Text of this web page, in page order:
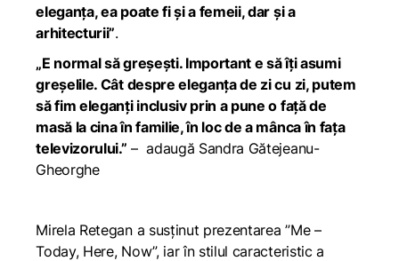
eleganța, ea poate fi și a femeii, dar și a
arhitecturii”.
„E normal să greșești. Important e să îți asumi
greșelile. Cât despre eleganța de zi cu zi, putem
să fim eleganți inclusiv prin a pune o față de
masă la cina în familie, în loc de a mânca în fața
televizorului.” – adaugă Sandra Gătejeanu-
Gheorghe
Mirela Retegan a susținut prezentarea ”Me –
Today, Here, Now”, iar în stilul caracteristic a